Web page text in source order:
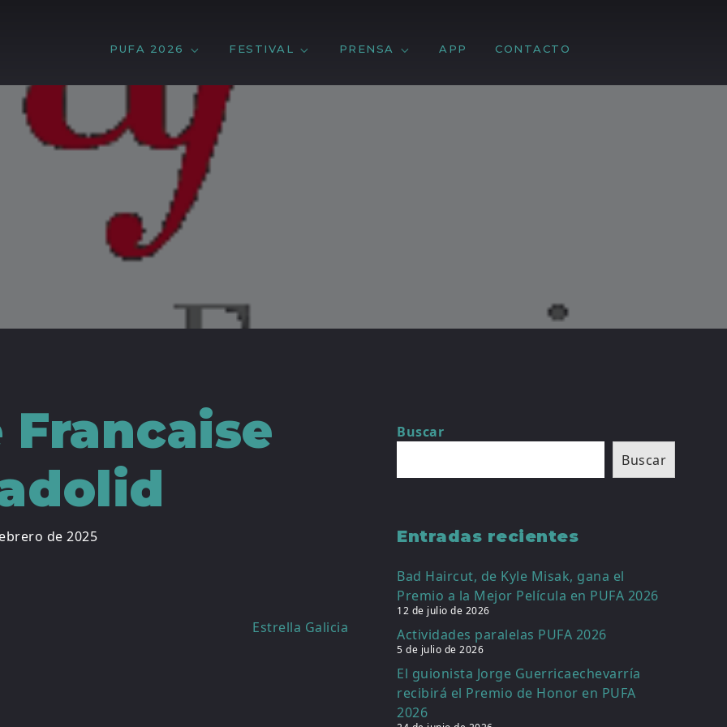
PUFA 2026 FESTIVAL PRENSA APP CONTACTO
de 2025
Estrella Galicia
Buscar
Buscar
Entradas recientes
Bad Haircut, de Kyle Misak, gana el
Premio a la Mejor Película en PUFA 2026
12 de julio de 2026
Actividades paralelas PUFA 2026
5 de julio de 2026
El guionista Jorge Guerricaechevarría
recibirá el Premio de Honor en PUFA
2026